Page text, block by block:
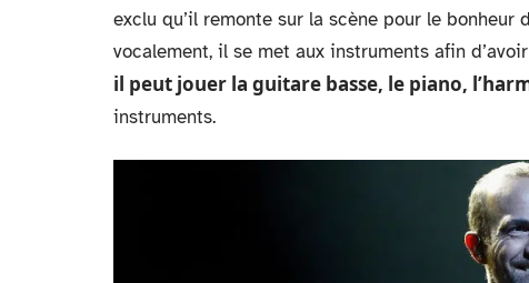
exclu qu’il remonte sur la scène pour le bonheur
vocalement, il se met aux instruments afin
il peut jouer la guitare basse, le piano,
instruments.